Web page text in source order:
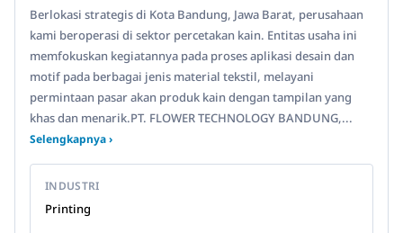
Berlokasi strategis di Kota Bandung, Jawa Barat, perusahaan
kami beroperasi di sektor percetakan kain. Entitas usaha ini
memfokuskan kegiatannya pada proses aplikasi desain dan
motif pada berbagai jenis material tekstil, melayani
permintaan pasar akan produk kain dengan tampilan yang
khas dan menarik.PT. FLOWER TECHNOLOGY BANDUNG,...
Selengkapnya ›
INDUSTRI
Printing